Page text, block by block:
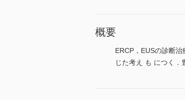
概要
ERCP，EUSの診断
じた考え も につく．